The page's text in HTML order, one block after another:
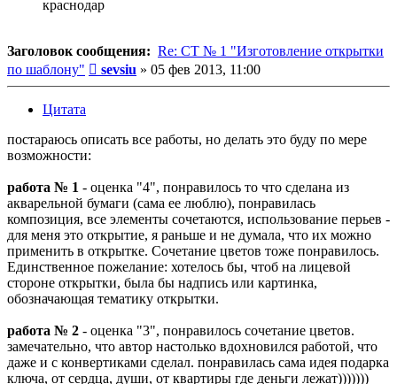
краснодар
Заголовок сообщения: Re: СТ № 1 "Изготовление открытки
по шаблону"
Сообщение
sevsiu » 05 фев 2013, 11:00
Цитата
постараюсь описать все работы, но делать это буду по мере
возможности:
работа № 1 - оценка "4", понравилось то что сделана из
акварельной бумаги (сама ее люблю), понравилась
композиция, все элементы сочетаются, использование перьев -
для меня это открытие, я раньше и не думала, что их можно
применить в открытке. Сочетание цветов тоже понравилось.
Единственное пожелание: хотелось бы, чтоб на лицевой
стороне открытки, была бы надпись или картинка,
обозначающая тематику открытки.
работа № 2 - оценка "3", понравилось сочетание цветов.
замечательно, что автор настолько вдохновился работой, что
даже и с конвертиками сделал. понравилась сама идея подарка
ключа, от сердца, души, от квартиры где деньги лежат)))))))